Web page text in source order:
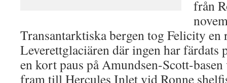
från
Transantarktiska bergen tog Felicity en
Leverettglaciären där ingen har
en kort paus på Amundsen-Scott-
fram till Hercules Inlet vid Ronne